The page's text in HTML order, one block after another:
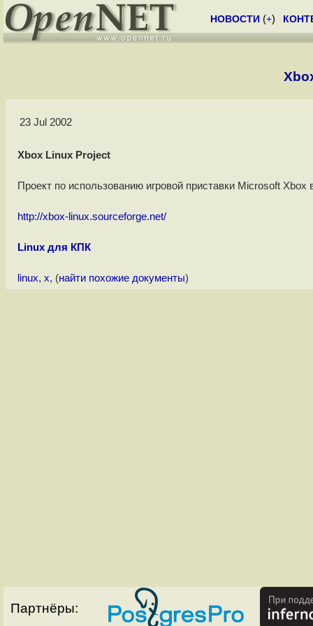
НОВОСТИ (+)
23 Jul 2002
Xbox Linux Project
Проект по использованию игровой приставки Microsoft Xbox
http://xbox-linux.sourceforge.net/
Linux для КПК
linux, x, (найти похожие документы)
Партнёры: